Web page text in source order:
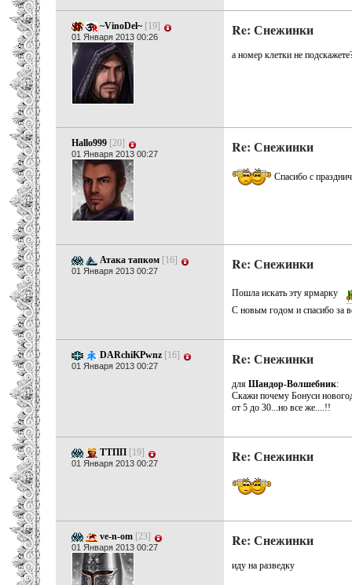
~VinoDel~ [19]
01 Января 2013 00:26 Re: Снежинки
а номер клетки не
Hallo999 [20]
01 Января 2013 00:27 Re: Снежинки
Спасибо с
Атака тапком [16]
01 Января 2013 00:27 Re: Снежинки
Пошла искать эту ярмарку
С новым годом и спасибо за
DARchiKPwnz [16]
01 Января 2013 00:27 Re: Снежинки
для Шандор-Волшебник:
Скажи почему Бонуси
от 5 до 30...но все же....!!
ТТПП [19]
01 Января 2013 00:27 Re: Снежинки
ve-n-om [23]
01 Января 2013 00:27 Re: Снежинки
иду на разведку